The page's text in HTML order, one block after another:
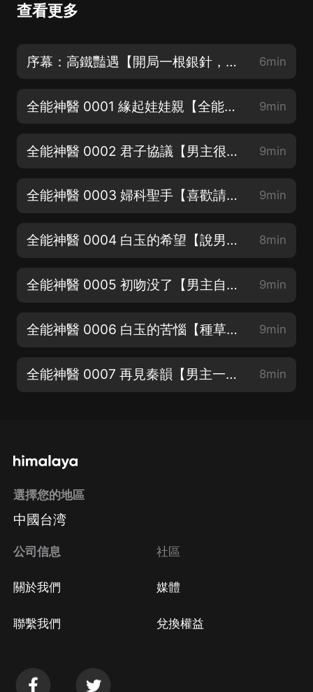
查看更多
序幕：高鐵豔遇【開局一根銀針，玩轉美色與官場！】 6min
全能神醫 0001 緣起娃娃親【全能小神醫下山追妻卻被社會大姐大奪去初吻】 9min
全能神醫 0002 君子協議【男主很弱？不，很快就讓你知道牛批成啥樣！】 9min
全能神醫 0003 婦科聖手【喜歡請好評、推薦、訂閱哦！感謝您的支持！】 9min
全能神醫 0004 白玉的希望【說男主慫的你别跑，往后聽聽你再評論！】 8min
全能神醫 0005 初吻没了【男主自帶高能就地發育，好戲才剛開始】 9min
全能神醫 0006 白玉的苦惱【種草！30多位聲優出演，聲音炒雞好聽】 9min
全能神醫 0007 再見秦韻【男主一點不舔狗，全世界都要舔他好嗎！】 8min
選擇您的地區
中國台湾
公司信息
關於我們
聯繫我們
社區
媒體
兌換權益